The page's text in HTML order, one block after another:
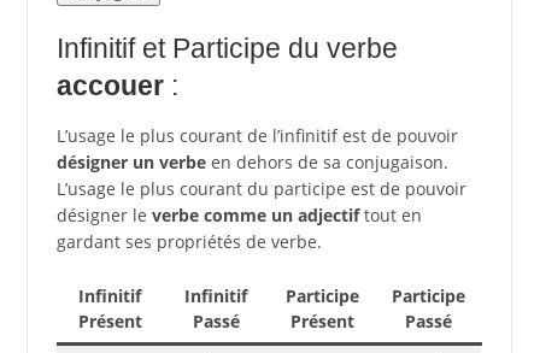
Infinitif et Participe du verbe
accouer:
L’usage le plus courant de l’infinitif est de pouvoir
désigner un verbeen dehors de sa conjugaison.
L’usage le plus courant du participe est de pouvoir
désigner le verbe comme un adjectiftout en
gardant ses propriétés de verbe.
Infinitif
Présent
Infinitif
Passé
Participe
Présent
Participe
Passé